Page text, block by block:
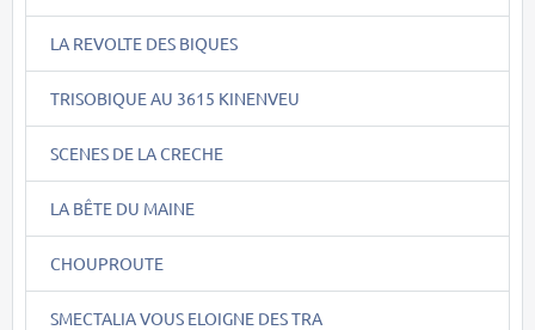
LA REVOLTE DES BIQUES
TRISOBIQUE AU 3615 KINENVEU
SCENES DE LA CRECHE
LA BÊTE DU MAINE
CHOUPROUTE
SMECTALIA VOUS ELOIGNE DES TRA